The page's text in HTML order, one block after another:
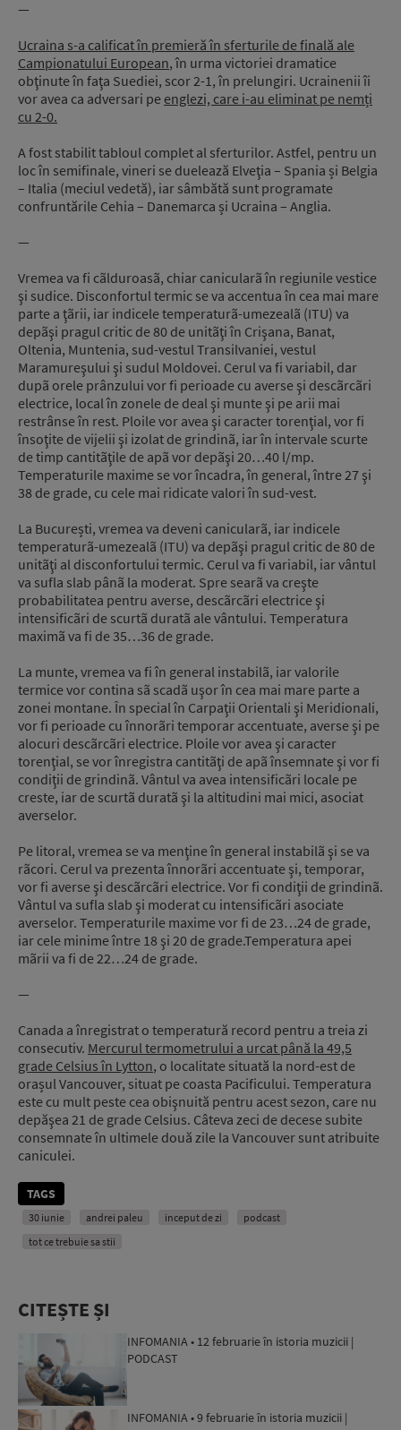
—
Ucraina s-a calificat în premieră în sferturile de finală ale
Campionatului European, în urma victoriei dramatice
obţinute în faţa Suediei, scor 2-1, în prelungiri. Ucrainenii îi
vor avea ca adversari pe englezi, care i-au eliminat pe nemți
cu 2-0.
A fost stabilit tabloul complet al sferturilor. Astfel, pentru un
loc în semifinale, vineri se duelează Elveţia – Spania și Belgia
– Italia (meciul vedetă), iar sâmbătă sunt programate
confruntările Cehia – Danemarca și Ucraina – Anglia.
—
Vremea va fi cãlduroasã, chiar canicularã în regiunile vestice
şi sudice. Disconfortul termic se va accentua în cea mai mare
parte a ţãrii, iar indicele temperaturã-umezealã (ITU) va
depãşi pragul critic de 80 de unitãţi în Crişana, Banat,
Oltenia, Muntenia, sud-vestul Transilvaniei, vestul
Maramureşului şi sudul Moldovei. Cerul va fi variabil, dar
dupã orele prânzului vor fi perioade cu averse şi descãrcãri
electrice, local în zonele de deal şi munte şi pe arii mai
restrânse în rest. Ploile vor avea şi caracter torenţial, vor fi
însoţite de vijelii şi izolat de grindinã, iar în intervale scurte
de timp cantitãţile de apã vor depãşi 20…40 l/mp.
Temperaturile maxime se vor încadra, în general, între 27 şi
38 de grade, cu cele mai ridicate valori în sud-vest.
La București, vremea va deveni canicularã, iar indicele
temperaturã-umezealã (ITU) va depãşi pragul critic de 80 de
unitãţi al disconfortului termic. Cerul va fi variabil, iar vântul
va sufla slab pânã la moderat. Spre searã va creşte
probabilitatea pentru averse, descãrcãri electrice şi
intensificãri de scurtã duratã ale vântului. Temperatura
maximã va fi de 35…36 de grade.
La munte, vremea va fi în general instabilã, iar valorile
termice vor contina sã scadã uşor în cea mai mare parte a
zonei montane. În special în Carpaţii Orientali şi Meridionali,
vor fi perioade cu înnorãri temporar accentuate, averse şi pe
alocuri descãrcãri electrice. Ploile vor avea şi caracter
torenţial, se vor înregistra cantitãţi de apã însemnate şi vor fi
condiţii de grindinã. Vântul va avea intensificãri locale pe
creste, iar de scurtã duratã şi la altitudini mai mici, asociat
averselor.
Pe litoral, vremea se va menţine în general instabilã şi se va
rãcori. Cerul va prezenta înnorãri accentuate şi, temporar,
vor fi averse şi descãrcãri electrice. Vor fi condiţii de grindinã.
Vântul va sufla slab şi moderat cu intensificãri asociate
averselor. Temperaturile maxime vor fi de 23…24 de grade,
iar cele minime între 18 şi 20 de grade.Temperatura apei
mãrii va fi de 22…24 de grade.
—
Canada a înregistrat o temperatură record pentru a treia zi
consecutiv. Mercurul termometrului a urcat până la 49,5
grade Celsius în Lytton, o localitate situată la nord-est de
orașul Vancouver, situat pe coasta Pacificului. Temperatura
este cu mult peste cea obişnuită pentru acest sezon, care nu
depăşea 21 de grade Celsius. Câteva zeci de decese subite
consemnate în ultimele două zile la Vancouver sunt atribuite
caniculei.
TAGS
30 iunie andrei paleu inceput de zi
podcast
tot ce trebuie sa stii
CITEȘTE ȘI
INFOMANIA • 12 februarie în istoria muzicii |
PODCAST
INFOMANIA • 9 februarie în istoria muzicii |